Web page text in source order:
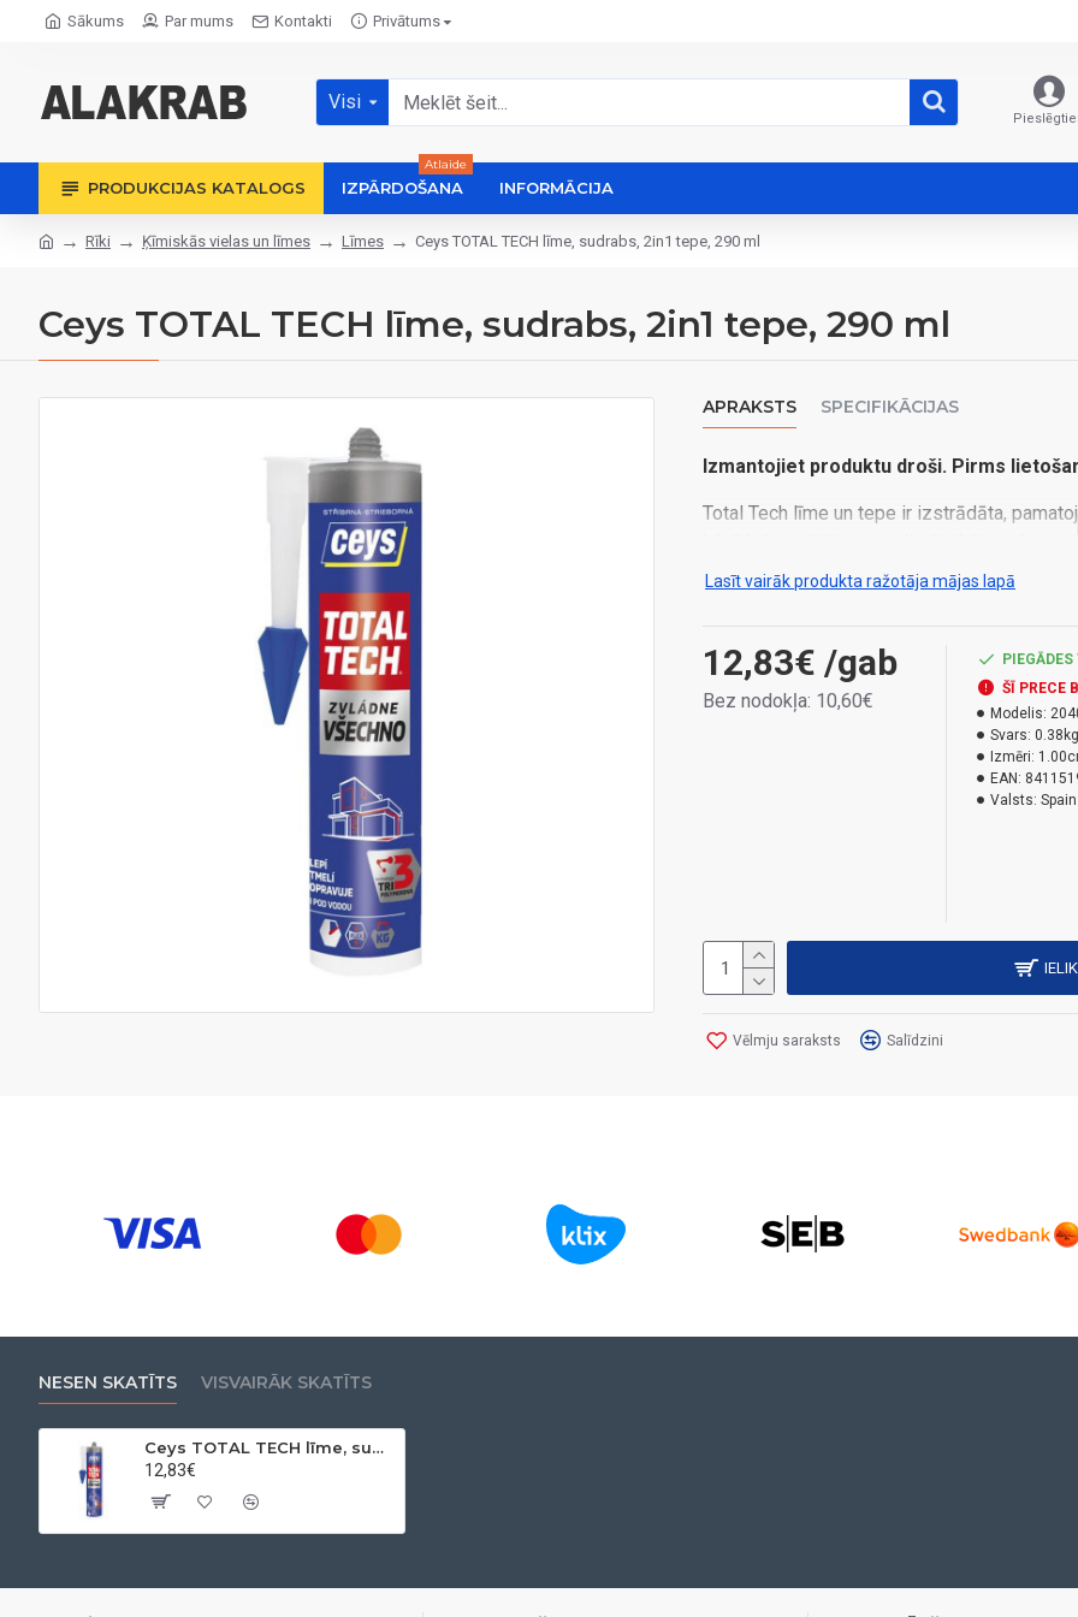
Sākums Par mums Kontakti Privātums
Visi
PRODUKCIJAS KATALOGS IZPĀRDOŠANA
Atlaide
INFORMĀCIJA
Rīki Ķīmiskās vielas un līmes Līmes Ceys TOTAL TECH līme, sudrabs, 2in1 tepe, 290 ml
Ceys TOTAL TECH līme, sudrabs, 2in1 tepe, 290 ml
APRAKSTS SPECIFIKĀCIJAS
Izmantojiet produktu droši. Pirms
Total Tech līme un tepe ir izstrādāta,
hibrīda hermētiķis uz polimēra bāzes, kam
visus materiālus gan iekštelpās, gan ārā,
novecošanos un UV starojumu.
Bīstamības veidi:
H317 - Var izraisīt alerģisku ādas
Lasīt vairāk produkta ražotāja mājas lapā
12,83€ /gab
Bez nodokļa: 10,60€
ŠĪ PRECE
Modelis:
Svars: 0.38kg
Izmēri:
EAN:
Valsts: Spain
Vēlmju saraksts Salīdzini
NESEN SKATĪTS VISVAIRĀK SKATĪTS
Ceys TOTAL TECH līme, sudrabs, 2in1 tepe, 290 ml
12,83€